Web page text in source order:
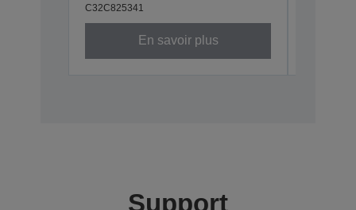
C32C825341
En savoir plus
Support